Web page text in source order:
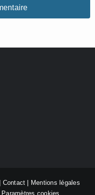
Contact
Mentions légales
Paramètres cookies